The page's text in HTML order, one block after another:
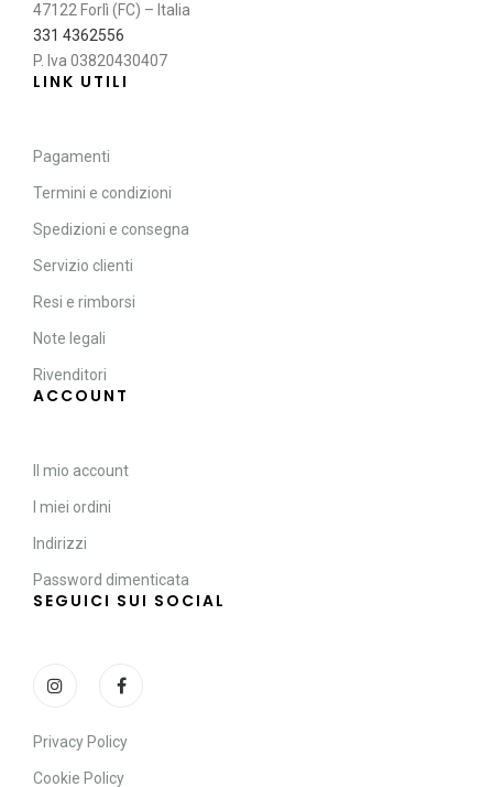
47122 Forlì (FC) – Italia
331 4362556
P. Iva 03820430407
LINK UTILI
Pagamenti
Termini e condizioni
Spedizioni e consegna
Servizio clienti
Resi e rimborsi
Note legali
Rivenditori
ACCOUNT
Il mio account
I miei ordini
Indirizzi
Password dimenticata
SEGUICI SUI SOCIAL
Privacy Policy
Cookie Policy